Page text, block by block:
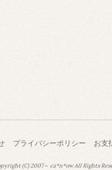
プライバシーポリシー お支
(C) 2007～ ca*n*ow All Rights